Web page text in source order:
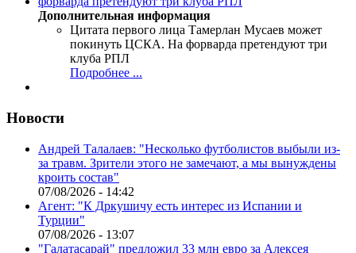
Дополнительная информация
Цитата первого лица Тамерлан Мусаев может
покинуть ЦСКА. На форварда претендуют три
клуба РПЛ
Подробнее ...
Новости
Андрей Талалаев: "Несколько футболистов выбыли из-
за травм. Зрители этого не замечают, а мы вынуждены
кроить состав"
07/08/2026 - 14:42
Агент: "К Дркушичу есть интерес из Испании и
Турции"
07/08/2026 - 13:07
"Галатасарай" предложил 33 млн евро за Алексея